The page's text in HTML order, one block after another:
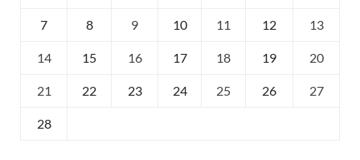
7 8 9 10 11 12 13
14 15 16 17 18 19 20
21 22 23 24 25 26 27
28